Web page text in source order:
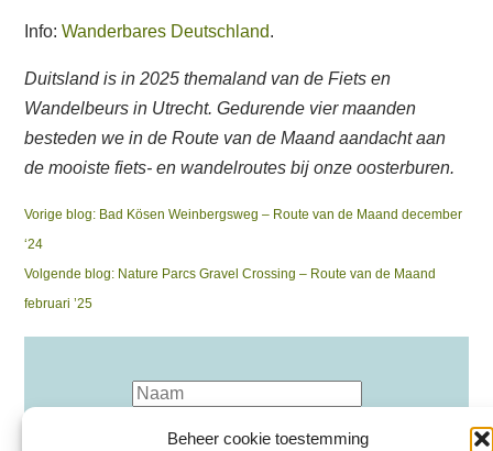
Beheer cookie toestemming
Info: Wanderbares Deutschland.
Duitsland is in 2025 themaland van de Fiets en
Wandelbeurs in Utrecht. Gedurende vier maanden
besteden we in de Route van de Maand aandacht aan
de mooiste fiets- en wandelroutes bij onze oosterburen.
Bericht
navigatie
Vorige blog: Previous
Bad Kösen Weinbergsweg – Route van de Maand december
‘24
Volgende blog: Next
Nature Parcs Gravel Crossing – Route van de Maand
februari ’25